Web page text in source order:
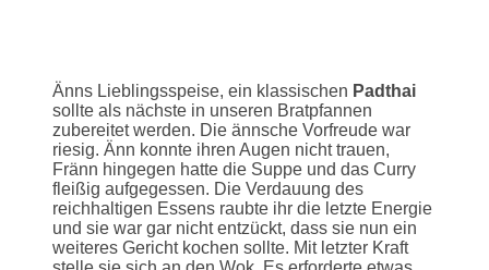
Änns Lieblingsspeise, ein klassischen Padthai
sollte als nächste in unseren Bratpfannen
zubereitet werden. Die ännsche Vorfreude war
riesig. Änn konnte ihren Augen nicht trauen,
Fränn hingegen hatte die Suppe und das Curry
fleißig aufgegessen. Die Verdauung des
reichhaltigen Essens raubte ihr die letzte Energie
und sie war gar nicht entzückt, dass sie nun ein
weiteres Gericht kochen sollte. Mit letzter Kraft